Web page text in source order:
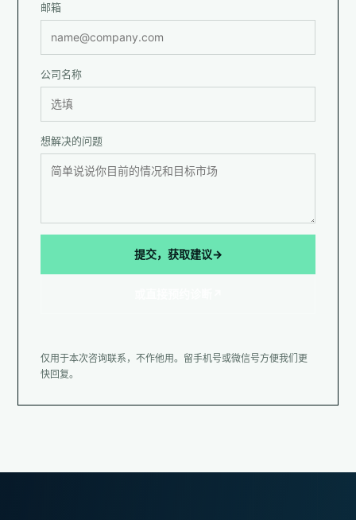
邮箱
公司名称
想解决的问题
提交，获取建议→
仅用于本次咨询联系，不作他用。留手机号或微信号方便我们更
快回复。